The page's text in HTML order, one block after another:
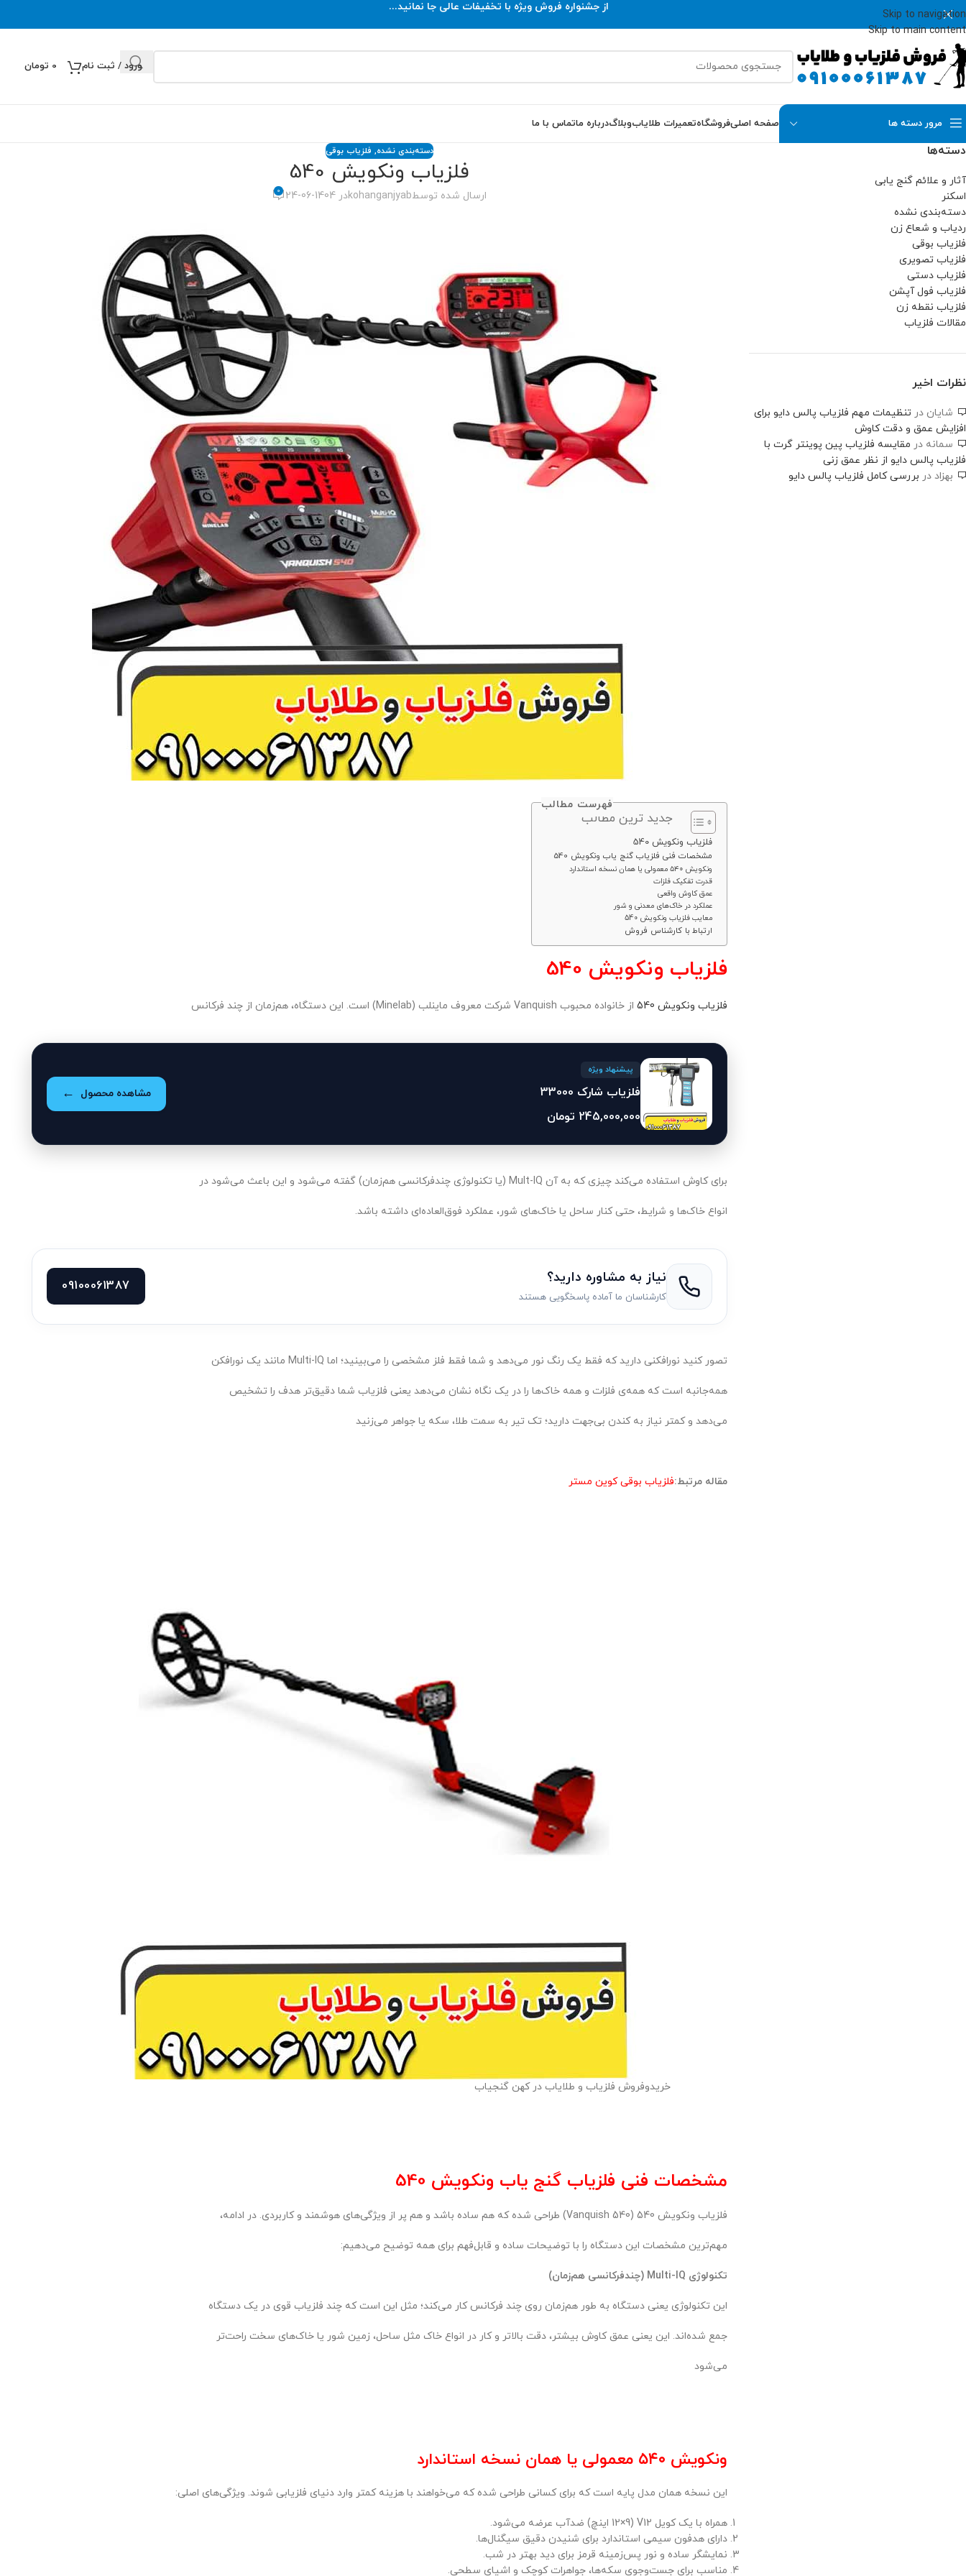
Skip to navigation
Skip to main content
از جشنواره فروش ویژه با تخفیفات عالی جا نمانید...
ورود / ثبت نام 0 تومان
مرور دسته ها صفحه اصلیفروشگاهتعمیرات طلایابوبلاگدرباره ماتماس با ما
دسته‌ها
آثار و علائم گنج یابی
اسکنر
دسته‌بندی نشده
ردیاب و شعاع زن
فلزیاب بوقی
فلزیاب تصویری
فلزیاب دستی
فلزیاب فول آپشن
فلزیاب نقطه زن
مقالات فلزیاب
نظرات اخیر
شایان در تنظیمات مهم فلزیاب پالس دایو برای
افزایش عمق و دقت کاوش
سمانه در مقایسه فلزیاب پین پوینتر گرت با
فلزیاب پالس دایو از نظر عمق زنی
بهزاد در بررسی کامل فلزیاب پالس دایو
دسته‌بندی نشده, فلزیاب بوقی
فلزیاب ونکویش 540
ارسال شده توسطkohanganjyabدر 1404-06-24 0
فهرست مطالب
جدید ترین مطالب
فلزیاب ونکویش 540
مشخصات فنی فلزیاب گنج‌ یاب ونکویش 540
ونکویش ۵۴۰ معمولی یا همان نسخه استاندارد
قدرت تفکیک فلزات
عمق کاوش واقعی
عملکرد در خاک‌های معدنی و شور
معایب فلزیاب ونکویش 540
ارتباط با کارشناس فروش
فلزیاب ونکویش 540
فلزیاب ونکویش 540 از خانواده محبوب Vanquish شرکت معروف ماینلب (Minelab) است. این دستگاه، هم‌زمان از چند فرکانس
پیشنهاد ویژه
فلزیاب شارک 33000
245,000,000 تومان
مشاهده محصول
برای کاوش استفاده می‌کند چیزی که به آن Mult-IQ (یا تکنولوژی چندفرکانسی هم‌زمان) گفته می‌شود و این باعث می‌شود در
انواع خاک‌ها و شرایط، حتی کنار ساحل یا خاک‌های شور، عملکرد فوق‌العاده‌ای داشته باشد.
نیاز به مشاوره دارید؟
کارشناسان ما آماده پاسخگویی هستند
09100061387
تصور کنید نورافکنی دارید که فقط یک رنگ نور می‌دهد و شما فقط فلز مشخصی را می‌بینید؛ اما Multi-IQ مانند یک نورافکن
همه‌جانبه است که همه‌ی فلزات و همه خاک‌ها را در یک نگاه نشان می‌دهد یعنی فلزیاب شما دقیق‌تر هدف را تشخیص
می‌دهد و کمتر نیاز به کندن بی‌جهت دارید؛ تک تیر به سمت طلا، سکه یا جواهر می‌زنید
مقاله مرتبط:فلزیاب بوقی کوین مستر
خریدوفروش فلزیاب و طلایاب در کهن گنجیاب
مشخصات فنی فلزیاب گنج‌ یاب ونکویش 540
فلزیاب ونکویش 540 (Vanquish 540) طراحی شده که هم ساده باشد و هم پر از ویژگی‌های هوشمند و کاربردی. در ادامه،
مهم‌ترین مشخصات این دستگاه را با توضیحات ساده و قابل‌فهم برای همه توضیح می‌دهیم:
تکنولوژی Multi-IQ (چندفرکانسی هم‌زمان)
این تکنولوژی یعنی دستگاه به طور هم‌زمان روی چند فرکانس کار می‌کند؛ مثل این است که چند فلزیاب قوی در یک دستگاه
جمع شده‌اند. این یعنی عمق کاوش بیشتر، دقت بالاتر و کار در انواع خاک مثل ساحل، زمین شور یا خاک‌های سخت راحت‌تر
می‌شود
ونکویش ۵۴۰ معمولی یا همان نسخه استاندارد
این نسخه همان مدل پایه است که برای کسانی طراحی شده که می‌خواهند با هزینه کمتر وارد دنیای فلزیابی شوند. ویژگی‌های اصلی:
همراه با یک کویل V12 (12×9 اینچ) ضدآب عرضه می‌شود.
دارای هدفون سیمی استاندارد برای شنیدن دقیق سیگنال‌ها.
نمایشگر ساده و نور پس‌زمینه قرمز برای دید بهتر در شب.
مناسب برای جست‌وجوی سکه‌ها، جواهرات کوچک و اشیای سطحی.